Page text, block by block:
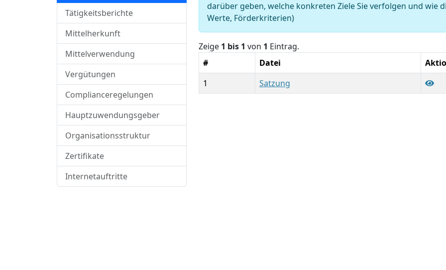
Tätigkeitsberichte
Mittelherkunft
Mittelverwendung
Vergütungen
Complianceregelungen
Hauptzuwendungsgeber
Organisationsstruktur
Zertifikate
Internetauftritte
darüber geben, welche konkreten Ziele Sie verfolgen und wie
Werte, Förderkriterien)
Zeige 1 bis 1 von 1 Eintrag.
#
Datei
1
Satzung